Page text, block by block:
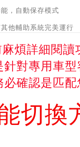
，自動保存模式
他輔助系統完美運行
煩詳細閱讀
針對專用車
必確認是匹配
切換